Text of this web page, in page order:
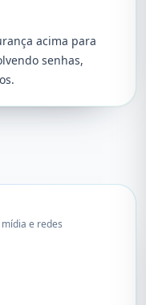
acima para
senhas,
e redes